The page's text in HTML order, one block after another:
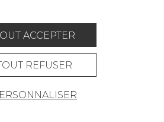
données
générales de vente
presse
ACCEPTER
REFUSER